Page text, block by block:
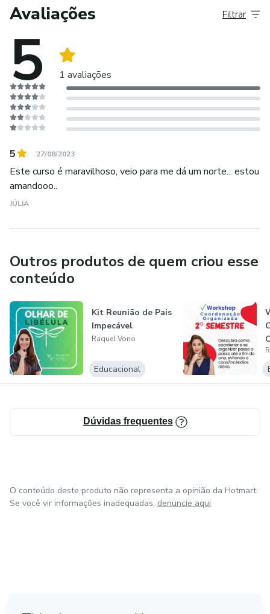
mentorias que unem teoria aplicável, estratégias práticas e
motivação real para que cada profissional assuma de vez
seu papel como líder que impacta e transforma a
educação!
É palestrante na área da educação e movimenta as redes
sociais para cuidar de levar informação importante todos os
dias para coordenadores pedagógicos.
Avaliações
5 1 avaliações
Filtrar
5 27/08/2023
Este curso é maravilhoso, veio para me dá um norte... estou
amandooo..
JÚLIA
Outros produtos de quem criou esse
conteúdo
Kit Reunião de Pais
Impecável
Raquel Vono
Educacional
Dúvidas frequentes
O conteúdo deste produto não representa a opinião da Hotmart.
Se você vir informações inadequadas, denuncie aqui